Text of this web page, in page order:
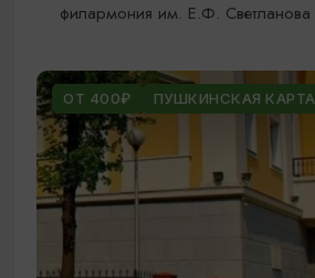
филармония им. Е.Ф. Светланова
ОТ 400₽ ПУШКИНСКАЯ КАРТА